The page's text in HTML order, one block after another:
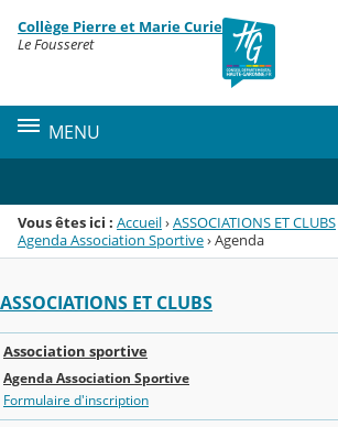
Menu de la rubrique
Contenu
Collège Pierre et Marie Curie
Le Fousseret
MENU
Vous êtes ici : Accueil›ASSOCIATIONS ET CLUBS
Agenda Association Sportive›Agenda
ASSOCIATIONS ET CLUBS
Association sportive
Agenda Association Sportive
Formulaire d'inscription